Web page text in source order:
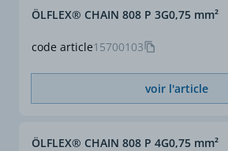
code article15700103
ÖLFLEX® CHAIN 808 P 3G0,75 mm²
voir l'article
ÖLFLEX® CHAIN 808 P 4G0,75 mm²